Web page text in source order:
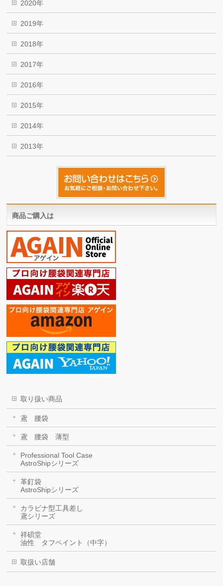
2020年
2019年
2018年
2017年
2016年
2015年
2014年
2013年
商品ご購入は
取り扱い商品
鳶 腰袋
鳶 腰袋 薄型
Professional Tool Case
AstroShipシリーズ
革釘袋
AstroShipシリーズ
カラビナ型工具差し
鳶シリーズ
祥碩堂
油性 タフペイント（中字）
取扱い店舗